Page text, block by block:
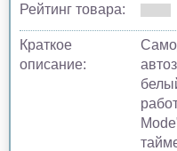
Рейтинг товара:
Краткое
описание: